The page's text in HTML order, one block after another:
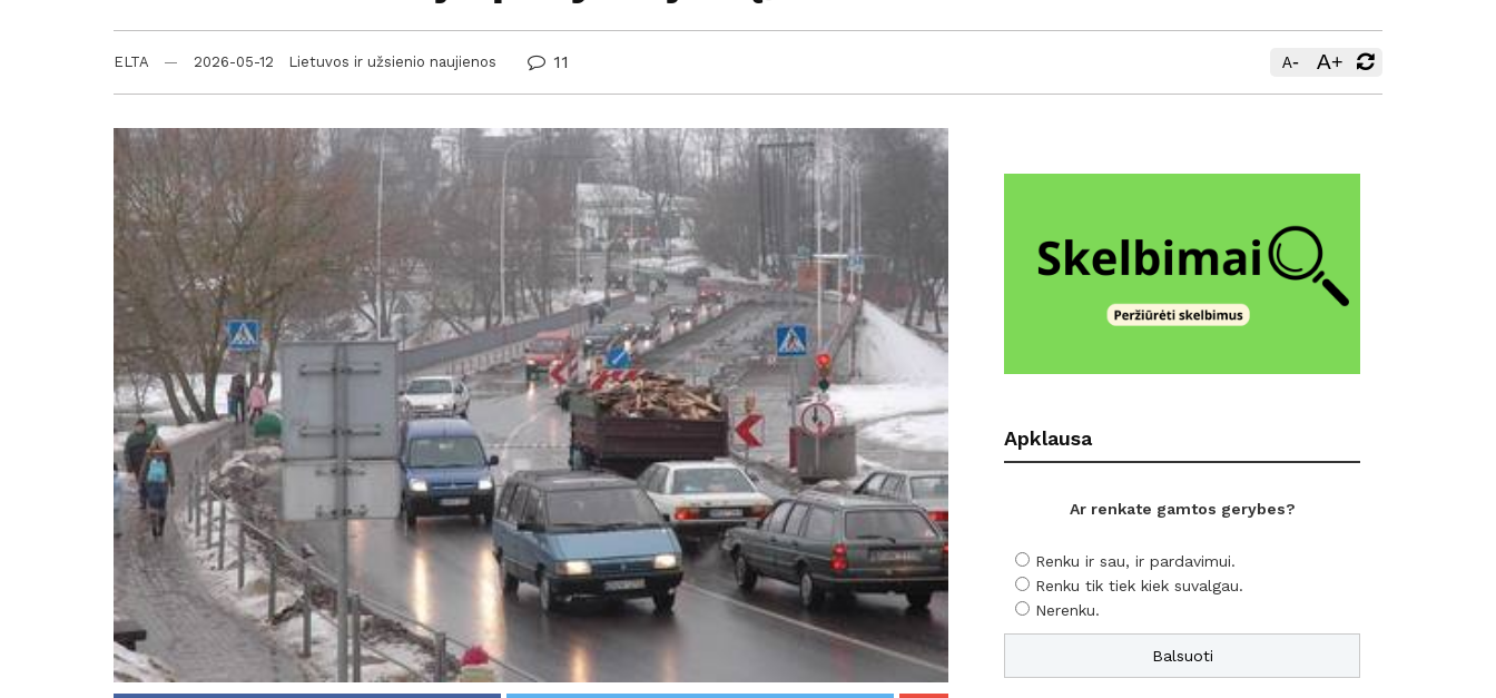
ELTA 2026-05-12 Lietuvos ir užsienio naujienos 11 A- A+
Apklausa
Ar renkate gamtos gerybes?
Renku ir sau, ir pardavimui.
Renku tik tiek kiek suvalgau.
Nerenku.